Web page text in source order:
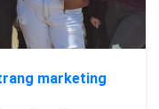
marketing